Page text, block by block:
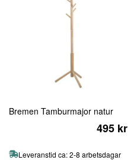
Bremen Tamburmajor natur
495 kr
Leveranstid ca: 2-8 arbetsdagar